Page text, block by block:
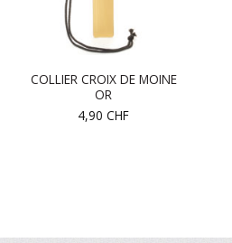
COLLIER CROIX DE MOINE
OR
4,90 CHF